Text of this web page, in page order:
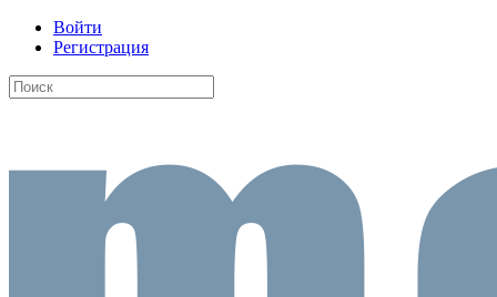
Войти
Регистрация